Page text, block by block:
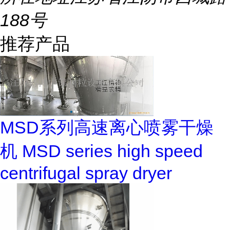
188号
推荐产品
MSD系列高速离心喷雾干燥
机 MSD series high speed
centrifugal spray dryer